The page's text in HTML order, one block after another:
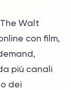
Walt
con film,
più canali
dei